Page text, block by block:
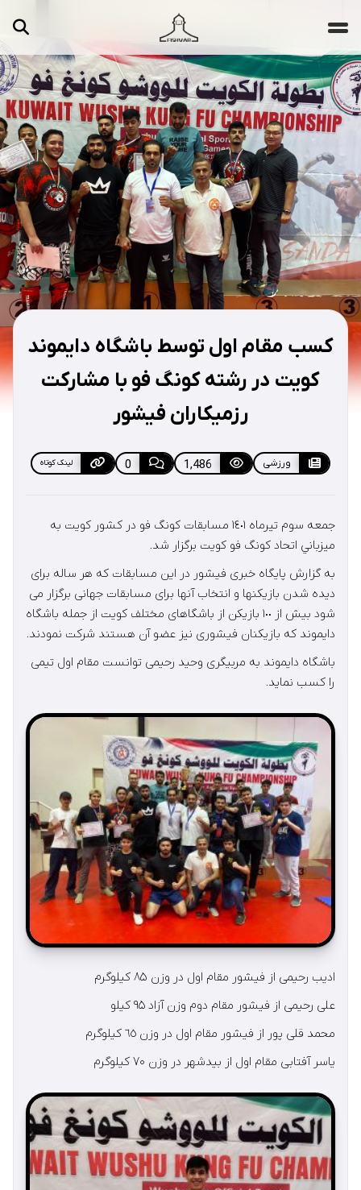
مقالات تصاویر
ویدیوها دسته‌بندی‌ها
جستجو ...
کسب مقام اول توسط باشگاه دایموند
کویت در رشته کونگ فو با مشارکت
رزمیکاران فیشور
ورزشی 1,486
0 لینک کوتاه
جمعه سوم تيرماه ١٤٠١ مسابقات کونگ فو در كشور کویت به
ميزباني اتحاد کونگ فو کویت برگزار شد.
به گزارش پايگاه خبری فيشور در اين مسابقات كه هر ساله برای
دیده شدن بازیکنها و انتخاب آنها برای مسابقات جهانی برگزار می
شود بیش از ١٠٠ بازیکن از باشگاهای مختلف کویت از جمله باشگاه
دايموند كه بازيكنان فيشوری نيز عضو آن هستند شركت نمودند.
باشگاه دايموند به مربیگری وحيد رحيمی توانست مقام اول تیمی
را کسب نمايد.
اديب رحيمی از فيشور مقام اول در وزن ۸۵ كيلوگرم
علی رحيمی از فیشور مقام دوم وزن آزاد ۹۵ کیلو
محمد قلی پور از فيشور مقام اول در وزن ٦٥ كيلوگرم
ياسر آفتابی مقام اول از بیدشهر در وزن ۷۰ کیلوگرم